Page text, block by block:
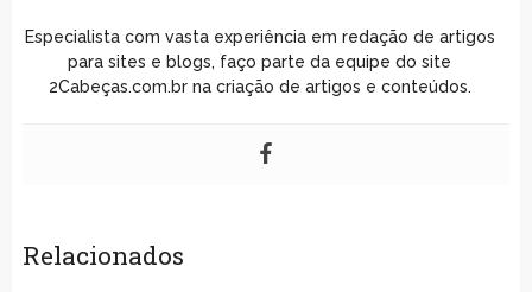
Especialista com vasta experiência em redação de artigos
para sites e blogs, faço parte da equipe do site
2Cabeças.com.br na criação de artigos e conteúdos.
Relacionados